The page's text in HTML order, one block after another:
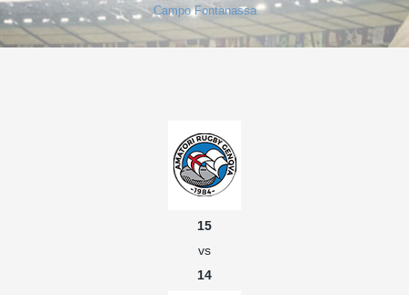
Campo Fontanassa
15
vs
14